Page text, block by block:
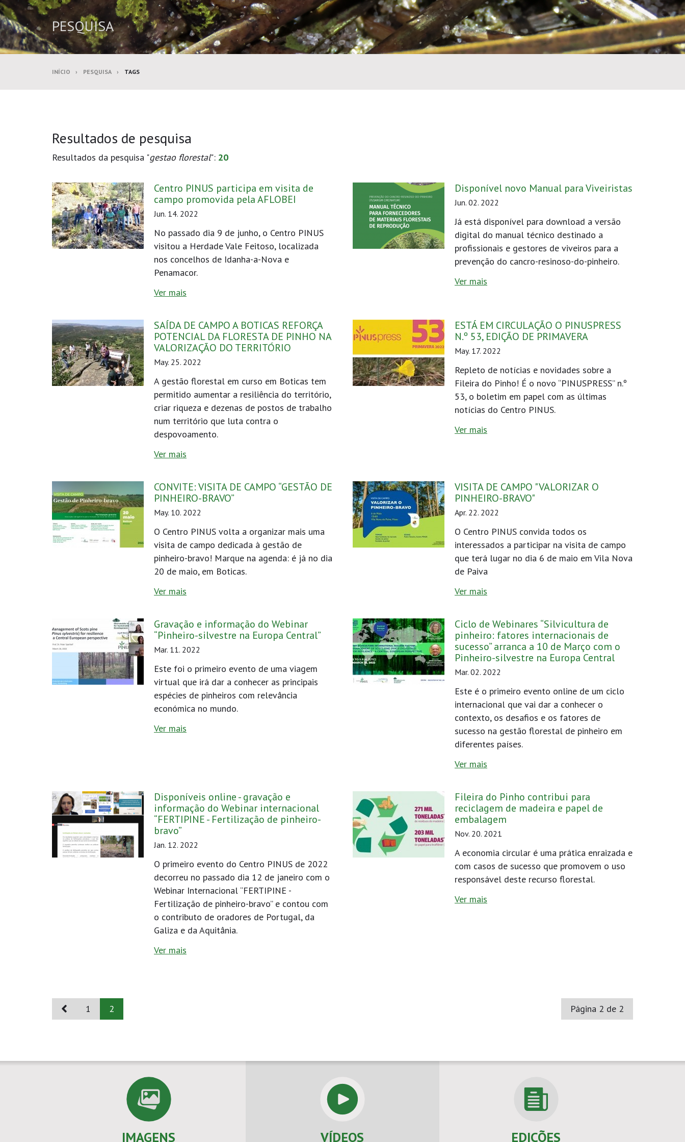
PESQUISA
INÍCIO PESQUISA TAGS
Resultados de pesquisa
Resultados da pesquisa "gestao florestal": 20
Centro PINUS participa em visita de
campo promovida pela AFLOBEI
Jun. 14. 2022
No passado dia 9 de junho, o Centro PINUS
visitou a Herdade Vale Feitoso, localizada
nos concelhos de Idanha-a-Nova e
Penamacor.
Ver mais
Disponível novo Manual para Viveiristas
Jun. 02. 2022
Já está disponível para download a versão
digital do manual técnico destinado a
profissionais e gestores de viveiros para a
prevenção do cancro-resinoso-do-pinheiro.
Ver mais
SAÍDA DE CAMPO A BOTICAS REFORÇA
POTENCIAL DA FLORESTA DE PINHO NA
VALORIZAÇÃO DO TERRITÓRIO
May. 25. 2022
A gestão florestal em curso em Boticas tem
permitido aumentar a resiliência do território,
criar riqueza e dezenas de postos de trabalho
num território que luta contra o
despovoamento.
Ver mais
ESTÁ EM CIRCULAÇÃO O PINUSPRESS
N.º 53, EDIÇÃO DE PRIMAVERA
May. 17. 2022
Repleto de notícias e novidades sobre a
Fileira do Pinho! É o novo “PINUSPRESS” n.º
53, o boletim em papel com as últimas
notícias do Centro PINUS.
Ver mais
CONVITE: VISITA DE CAMPO “GESTÃO DE
PINHEIRO-BRAVO”
May. 10. 2022
O Centro PINUS volta a organizar mais uma
visita de campo dedicada à gestão de
pinheiro-bravo! Marque na agenda: é já no dia
20 de maio, em Boticas.
Ver mais
VISITA DE CAMPO "VALORIZAR O
PINHEIRO-BRAVO"
Apr. 22. 2022
O Centro PINUS convida todos os
interessados a participar na visita de campo
que terá lugar no dia 6 de maio em Vila Nova
de Paiva
Ver mais
Gravação e informação do Webinar
“Pinheiro-silvestre na Europa Central”
Mar. 11. 2022
Este foi o primeiro evento de uma viagem
virtual que irá dar a conhecer as principais
espécies de pinheiros com relevância
económica no mundo.
Ver mais
Ciclo de Webinares “Silvicultura de
pinheiro: fatores internacionais de
sucesso” arranca a 10 de Março com o
Pinheiro-silvestre na Europa Central
Mar. 02. 2022
Este é o primeiro evento online de um ciclo
internacional que vai dar a conhecer o
contexto, os desafios e os fatores de
sucesso na gestão florestal de pinheiro em
diferentes países.
Ver mais
Disponíveis online - gravação e
informação do Webinar internacional
“FERTIPINE - Fertilização de pinheiro-
bravo”
Jan. 12. 2022
O primeiro evento do Centro PINUS de 2022
decorreu no passado dia 12 de janeiro com o
Webinar Internacional “FERTIPINE -
Fertilização de pinheiro-bravo” e contou com
o contributo de oradores de Portugal, da
Galiza e da Aquitânia.
Ver mais
Fileira do Pinho contribui para
reciclagem de madeira e papel de
embalagem
Nov. 20. 2021
A economia circular é uma prática enraizada e
com casos de sucesso que promovem o uso
responsável deste recurso florestal.
Ver mais
1 2 Página 2 de 2
IMAGENS VÍDEOS EDIÇÕES